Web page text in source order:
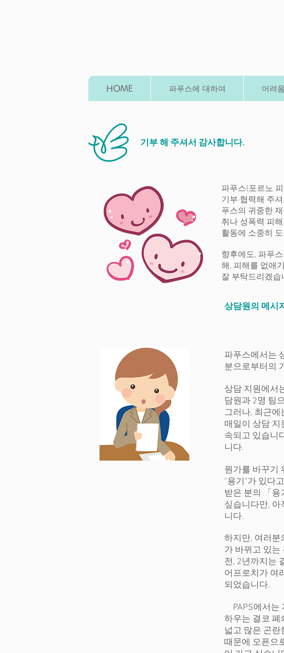
HOME 파푸스에 대하여 어려
​ 기부 해 주셔서 감사합니다.
파푸스(포르노
기부·협력해 주
푸스의 귀중한
취나 성폭력 피
활동에 소중히
향후에도, 파푸
해, 피해를 없애
잘 부탁드리겠습
파푸스에서는
분으로부터의
상담 지원에서
담원과 2명 팀
그러나, 최근에
매일이 상담 지
속되고 있습니
니다.
뭔가를 바꾸기
"용기"가 있다
받은 분의 「
싶습니다만, 아
니다.
하지만, 여러분
가 바뀌고 있는
전, 2년까지는
어프로치가 여
되었습니다.
PAPS에서는
하우는 결코 폐
넓고 많은 곤란
때문에 오픈으
상담원의 메시